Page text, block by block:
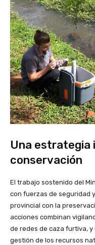
Una estrategia
conservación
El trabajo sostenido del
con fuerzas de seguridad
provincial con la
acciones combinan
de redes de caza furtiva,
gestión de los recursos